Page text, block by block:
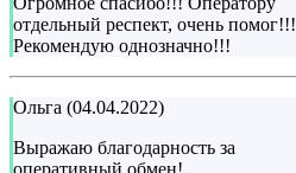
отдельный респект, очень помог!!!
Рекомендую однозначно!!!
Ольга (04.04.2022)
Выражаю благодарность за
оперативный обмен!